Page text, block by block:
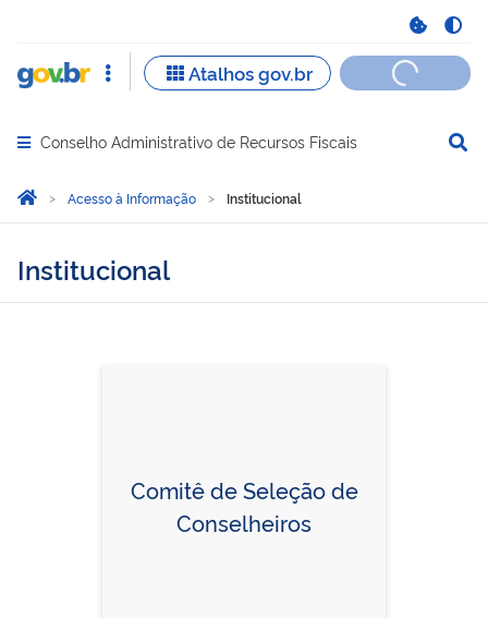
Abrir menu principal de navegação
Conselho Administrativo de Recursos Fiscais
Você está aqui:
Página Inicial
Acesso à Informação Institucional
Institucional
Comitê de Seleção de
Conselheiros